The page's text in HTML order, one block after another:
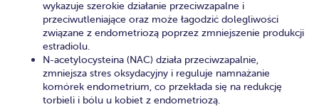
wykazuje szerokie działanie przeciwzapalne i
przeciwutleniające oraz może łagodzić dolegliwości
związane z endometriozą poprzez zmniejszenie produkcji
estradiolu.
N-acetylocysteina (NAC) działa przeciwzapalnie,
zmniejsza stres oksydacyjny i reguluje namnażanie
komórek endometrium, co przekłada się na redukcję
torbieli i bólu u kobiet z endometriozą.